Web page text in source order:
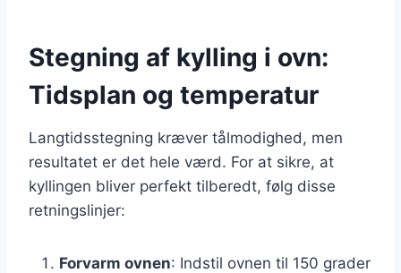
Stegning af kylling i ovn:
Tidsplan og temperatur
Langtidsstegning kræver tålmodighed, men
resultatet er det hele værd. For at sikre, at
kyllingen bliver perfekt tilberedt, følg disse
retningslinjer:
Forvarm ovnen: Indstil ovnen til 150 grader